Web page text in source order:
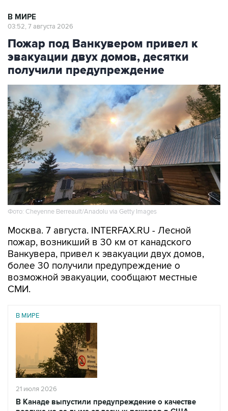
В МИРЕ
03:52, 7 августа 2026
Пожар под Ванкувером привел к
эвакуации двух домов, десятки
получили предупреждение
Фото: Cheyenne Berreault/Anadolu via Getty Images
Москва. 7 августа. INTERFAX.RU - Лесной
пожар, возникший в 30 км от канадского
Ванкувера, привел к эвакуации двух домов,
более 30 получили предупреждение о
возможной эвакуации, сообщают местные
СМИ.
В МИРЕ
21 июля 2026
В Канаде выпустили предупреждение о качестве